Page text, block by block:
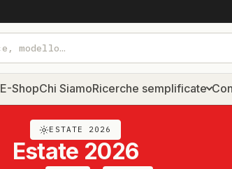
E-ShopChi SiamoRicerche semplificate
ESTATE 2026
Estate 2026